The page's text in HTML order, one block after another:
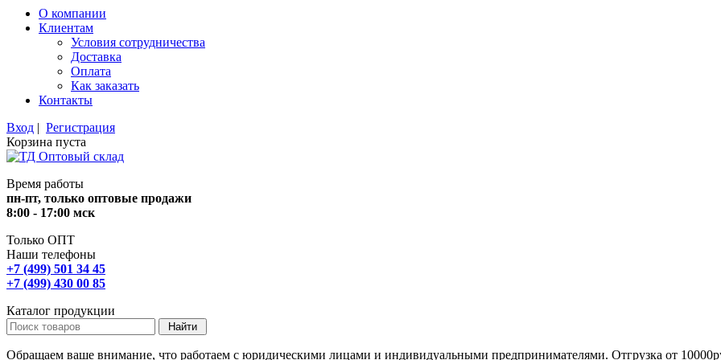
О компании
Клиентам
Условия сотрудничества
Доставка
Оплата
Как заказать
Контакты
Вход | Регистрация
Корзина пуста
Время работы
пн-пт, только оптовые продажи
8:00 - 17:00 мск
Только ОПТ
Наши телефоны
+7 (499) 501 34 45
+7 (499) 430 00 85
Каталог продукции
Обращаем ваше внимание, что работаем с юридическими лицами и индивидуальными предпринимателями. Отгрузка от